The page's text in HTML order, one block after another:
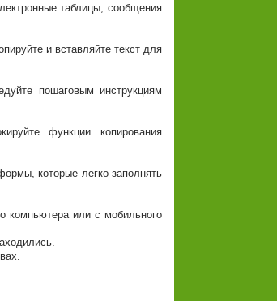
таблицы, сообщения
и вставляйте текст для
пошаговым инструкциям
функции копирования
которые легко заполнять
компьютера или с мобильного